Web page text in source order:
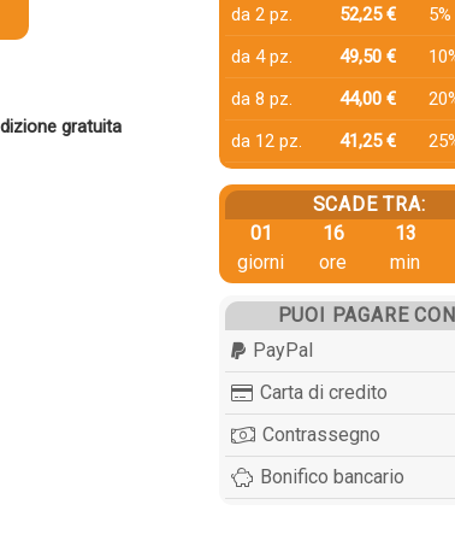
gratuita
da 2 pz.
52,25 €
5%
da 4 pz.
49,50 €
da 8 pz.
44,00 €
da 12 pz.
41,25 €
SCADE TRA:
01
giorni
16
ore
13
min
PUOI PAGARE
PayPal
Carta di credito
Contrassegno
Bonifico bancario